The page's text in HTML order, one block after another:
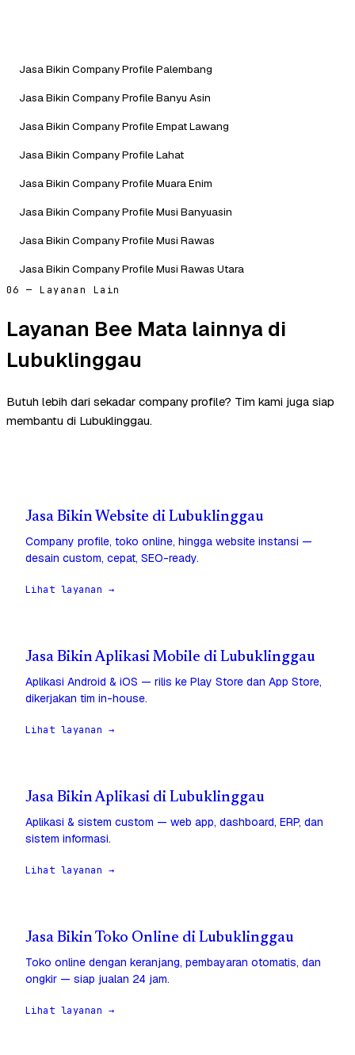
Jasa Bikin Company Profile Palembang
Jasa Bikin Company Profile Banyu Asin
Jasa Bikin Company Profile Empat Lawang
Jasa Bikin Company Profile Lahat
Jasa Bikin Company Profile Muara Enim
Jasa Bikin Company Profile Musi Banyuasin
Jasa Bikin Company Profile Musi Rawas
Jasa Bikin Company Profile Musi Rawas Utara
06 — Layanan Lain
Layanan Bee Mata lainnya di
Lubuklinggau
Butuh lebih dari sekadar company profile? Tim kami juga siap
membantu di Lubuklinggau.
Jasa Bikin Website di Lubuklinggau
Company profile, toko online, hingga website instansi —
desain custom, cepat, SEO-ready.
Lihat layanan →
Jasa Bikin Aplikasi Mobile di Lubuklinggau
Aplikasi Android & iOS — rilis ke Play Store dan App Store,
dikerjakan tim in-house.
Lihat layanan →
Jasa Bikin Aplikasi di Lubuklinggau
Aplikasi & sistem custom — web app, dashboard, ERP, dan
sistem informasi.
Lihat layanan →
Jasa Bikin Toko Online di Lubuklinggau
Toko online dengan keranjang, pembayaran otomatis, dan
ongkir — siap jualan 24 jam.
Lihat layanan →